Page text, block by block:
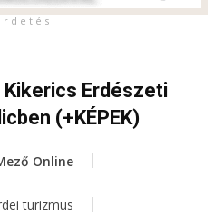
r d e t é s
Erdészeti
(+KÉPEK)
Online
turizmus